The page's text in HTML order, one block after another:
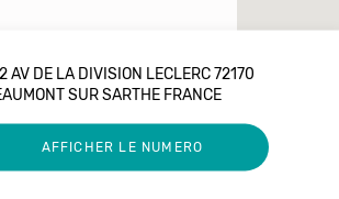
AV DE LA DIVISION LECLERC 72170
SUR SARTHE FRANCE
43 34 13 59
AFFICHER LE NUMERO